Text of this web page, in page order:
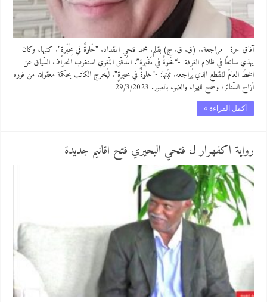
آفاق حرة مراجعة.. (ق. ق. ج) بقلم. محمد فتحي المقداد. ‏”خَلوةٌ في مِحْبَرةٍ”. كتبها، وكان
يهذي سابحًا في ظلام الغرفة: -“خَلوةٌ في مَقْبرةٍ”. المُدقّق اللّغوي استغرب انحراف السّياق عن
الخطّ العامّ للمقطع الذي يُراجعه. ثبّتها: -“خلوةٌ في محبرةٍ”. ليُخرج الكاتب بحكمة معقولة. من فوره
أزاح السّتائر، وسمح للهواء والضوء بالعبور. 29/3/2023
أكمل القراءة »
رواية اكفهرار ل فتحي البحيري فتح اقانيم جديدة